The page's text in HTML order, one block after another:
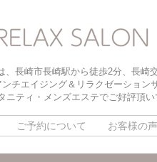
長崎市長崎駅から徒歩2分、長崎
チエイジング＆リラクゼーション
ニティ・メンズエステでご好評頂い
ご予約について お客様の声